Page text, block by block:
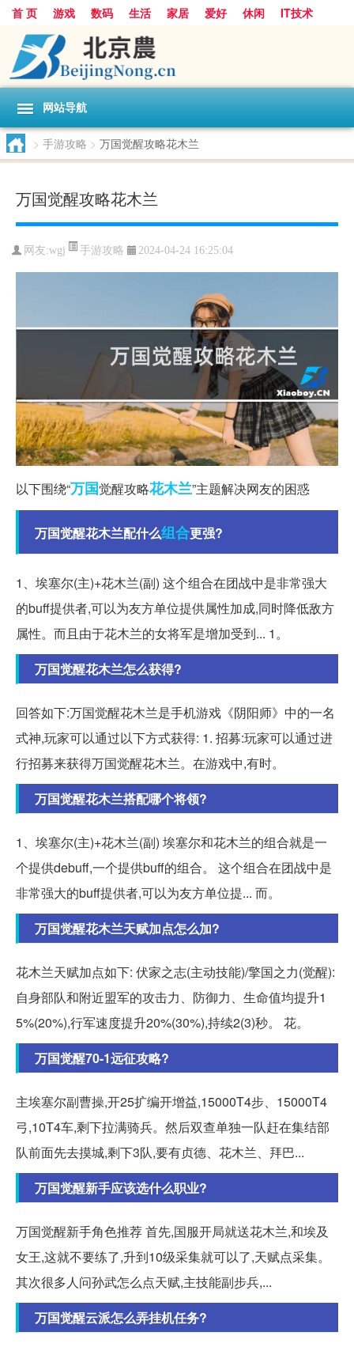
首 页 游戏 数码 生活 家居 爱好 休闲
IT技术
互联网
手机 购物
网站导航
> 手游攻略 > 万国觉醒攻略花木兰
万国觉醒攻略花木兰
网友:wgj 手游攻略 2024-04-24 16:25:04
以下围绕“万国觉醒攻略花木兰”主题解决网友的困惑
万国觉醒花木兰配什么组合更强?
1、埃塞尔(主)+花木兰(副) 这个组合在团战中是非常强大
的buff提供者,可以为友方单位提供属性加成,同时降低敌方
属性。而且由于花木兰的女将军是增加受到... 1。
万国觉醒花木兰怎么获得?
回答如下:万国觉醒花木兰是手机游戏《阴阳师》中的一名
式神,玩家可以通过以下方式获得: 1. 招募:玩家可以通过进
行招募来获得万国觉醒花木兰。在游戏中,有时。
万国觉醒花木兰搭配哪个将领?
1、埃塞尔(主)+花木兰(副) 埃塞尔和花木兰的组合就是一
个提供debuff,一个提供buff的组合。 这个组合在团战中是
非常强大的buff提供者,可以为友方单位提... 而。
万国觉醒花木兰天赋加点怎么加?
花木兰天赋加点如下: 伏家之志(主动技能)/擎国之力(觉醒):
自身部队和附近盟军的攻击力、防御力、生命值均提升1
5%(20%),行军速度提升20%(30%),持续2(3)秒。 花。
万国觉醒70-1远征攻略?
主埃塞尔副曹操,开25扩编开增益,15000T4步、15000T4
弓,10T4车,剩下拉满骑兵。然后双查单独一队赶在集结部
队前面先去摸城,剩下3队,要有贞德、花木兰、拜巴...
万国觉醒新手应该选什么职业?
万国觉醒新手角色推荐 首先,国服开局就送花木兰,和埃及
女王,这就不要练了,升到10级采集就可以了,天赋点采集。
其次很多人问孙武怎么点天赋,主技能副步兵,...
万国觉醒云派怎么弄挂机任务?